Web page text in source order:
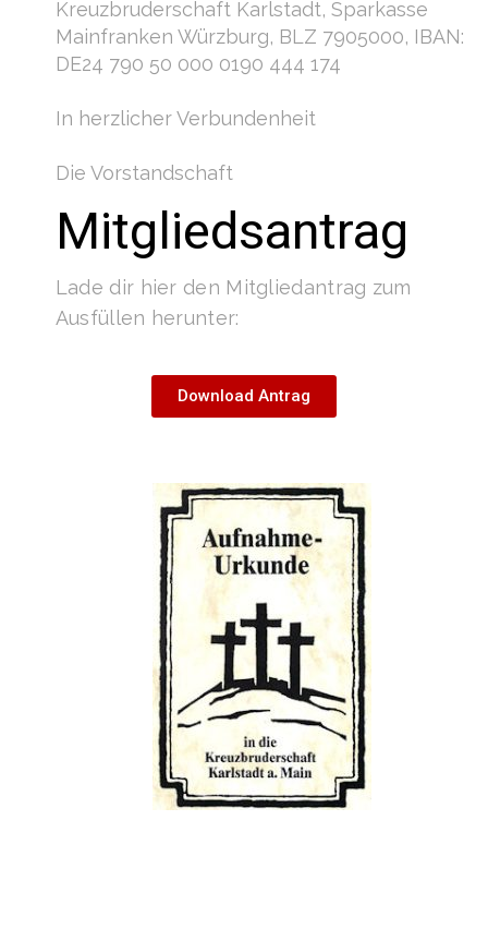
Kreuzbruderschaft Karlstadt, Sparkasse
Mainfranken Würzburg, BLZ 7905000, IBAN:
DE24 790 50 000 0190 444 174
In herzlicher Verbundenheit
Die Vorstandschaft
Mitgliedsantrag
Lade dir hier den Mitgliedantrag zum
Ausfüllen herunter:
Download Antrag